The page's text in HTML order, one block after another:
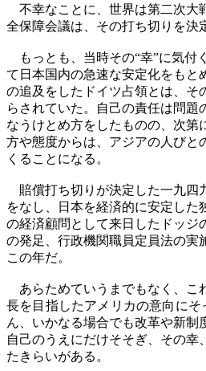
不幸なことに、世界は第二次大
全保障会議は、その打ち切りを決
もっとも、当時その“幸”に気付
て日本国内の急速な安定化をもと
の追及をしたドイツ占領とは、そ
らされていた。自己の責任は問
なうけとめ方をしたものの、次
方や態度からは、アジアの人びと
くることになる。
賠償打ち切りが決定した一九四
をなし、日本を経済的に安定し
の経済顧問として来日したドッジ
の発足、行政機関職員定員法の実
この年だ。
あらためていうまでもなく、こ
長を目指したアメリカの意向に
ん、いかなる場合でも改革や新
自己のうえにだけそそぎ、その
たきらいがある。